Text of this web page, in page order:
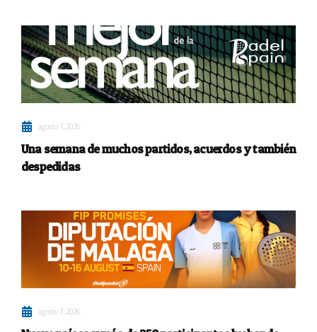
agosto 7, 2026
Una semana de muchos partidos, acuerdos y también
despedidas
agosto 7, 2026